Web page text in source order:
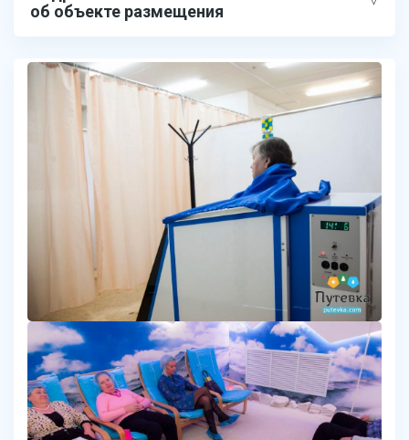
об объекте размещения